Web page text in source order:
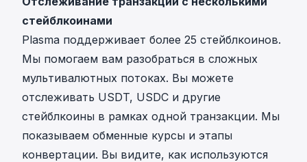
стейблкоинами
Plasma поддерживает более 25 стейблкоинов.
Мы помогаем вам разобраться в сложных
мультивалютных потоках. Вы можете
отслеживать USDT, USDC и другие
стейблкоины в рамках одной транзакции. Мы
показываем обменные курсы и этапы
конвертации. Вы видите, как используются